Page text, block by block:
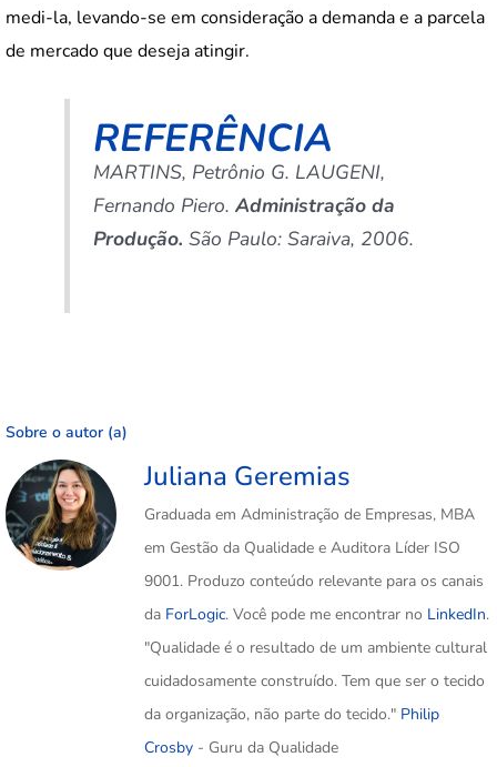
medi-la, levando-se em consideração a demanda e a parcela
de mercado que deseja atingir.
REFERÊNCIA
MARTINS, Petrônio G. LAUGENI,
Fernando Piero. Administração da
Produção. São Paulo: Saraiva, 2006.
Sobre o autor (a)
Juliana Geremias
Graduada em Administração de Empresas, MBA
em Gestão da Qualidade e Auditora Líder ISO
9001. Produzo conteúdo relevante para os canais
da ForLogic. Você pode me encontrar no LinkedIn.
"Qualidade é o resultado de um ambiente cultural
cuidadosamente construído. Tem que ser o tecido
da organização, não parte do tecido." Philip
Crosby - Guru da Qualidade